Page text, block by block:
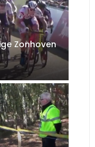
Zonhoven